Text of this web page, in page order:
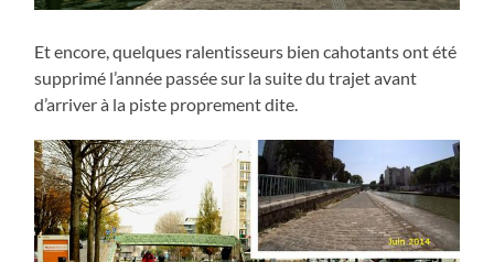
Et encore, quelques ralentisseurs bien cahotants ont été
supprimé l’année passée sur la suite du trajet avant
d’arriver à la piste proprement dite.